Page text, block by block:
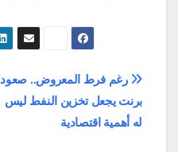
تصفّح
المقالات
رغم فرط المعروض.. صعود
برنت يجعل تخزين النفط ليس
له أهمية اقتصادية